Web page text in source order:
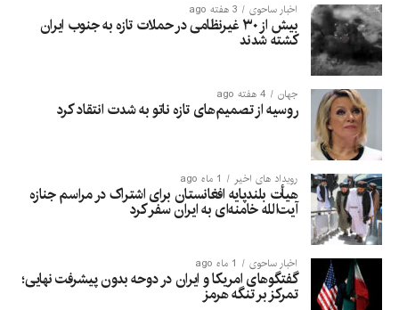
اخبار ساحوی 3 هفته ago
بیش از ۳۰ غیرنظامی در حملات تازه به جنوب ایران
کشته شدند
جهان 4 هفته ago
روسیه از تصمیم‌های تازه ناتو به شدت انتقاد کرد
رویداد های اخیر 1 ماه ago
هیأت بلندپایه افغانستان برای اشتراک در مراسم جنازه
آیت‌الله خامنه‌ای به ایران سفر کرد
اخبار ساحوی 1 ماه ago
گفتگوهای امریکا و ایران در دوحه بدون پیشرفت نهایی؛
تمرکز بر تنگه هرمز